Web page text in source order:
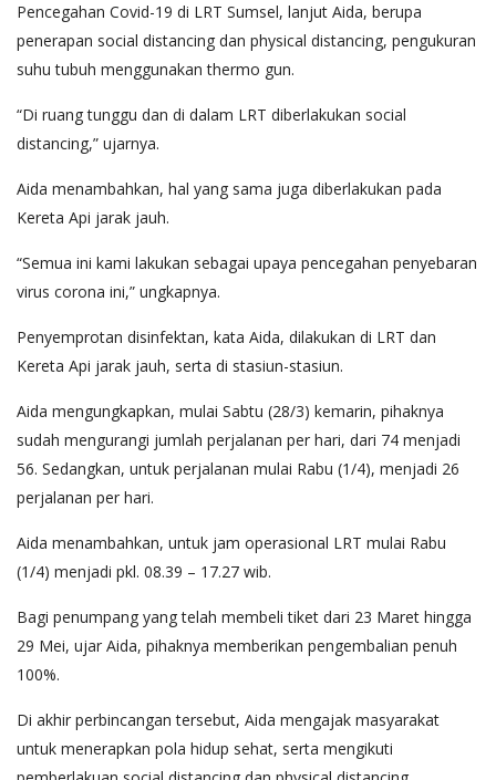
Pencegahan Covid-19 di LRT Sumsel, lanjut Aida, berupa
penerapan social distancing dan physical distancing, pengukuran
suhu tubuh menggunakan thermo gun.
“Di ruang tunggu dan di dalam LRT diberlakukan social
distancing,” ujarnya.
Aida menambahkan, hal yang sama juga diberlakukan pada
Kereta Api jarak jauh.
“Semua ini kami lakukan sebagai upaya pencegahan penyebaran
virus corona ini,” ungkapnya.
Penyemprotan disinfektan, kata Aida, dilakukan di LRT dan
Kereta Api jarak jauh, serta di stasiun-stasiun.
Aida mengungkapkan, mulai Sabtu (28/3) kemarin, pihaknya
sudah mengurangi jumlah perjalanan per hari, dari 74 menjadi
56. Sedangkan, untuk perjalanan mulai Rabu (1/4), menjadi 26
perjalanan per hari.
Aida menambahkan, untuk jam operasional LRT mulai Rabu
(1/4) menjadi pkl. 08.39 – 17.27 wib.
Bagi penumpang yang telah membeli tiket dari 23 Maret hingga
29 Mei, ujar Aida, pihaknya memberikan pengembalian penuh
100%.
Di akhir perbincangan tersebut, Aida mengajak masyarakat
untuk menerapkan pola hidup sehat, serta mengikuti